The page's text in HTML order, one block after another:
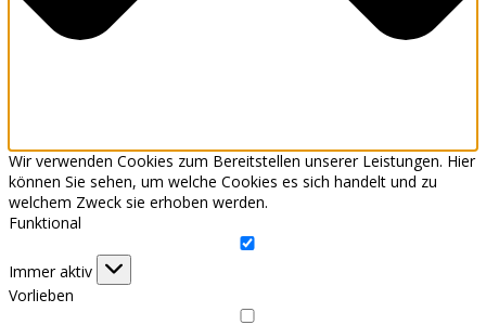
Wir verwenden Cookies zum Bereitstellen unserer Leistungen. Hier
können Sie sehen, um welche Cookies es sich handelt und zu
welchem Zweck sie erhoben werden.
Funktional
Funktional
Immer aktiv
Vorlieben